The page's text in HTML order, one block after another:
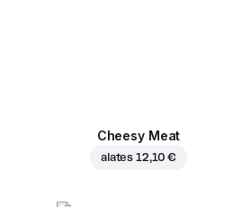
Cheesy Meat
alates 12,10 €